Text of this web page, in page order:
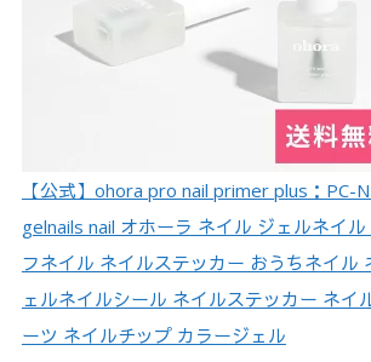
【公式】ohora pro nail primer plus：PC-
gelnails nail オホーラ ネイル ジェルネイ
フネイル ネイルステッカー おうちネイル
ェルネイルシール ネイルステッカー ネイ
ーツ ネイルチップ カラージェル